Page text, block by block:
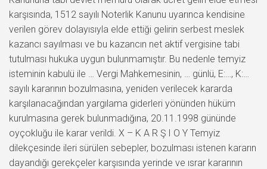
karşısında, 1512 sayılı Noterlik Kanunu uyarınca kendisine
verilen görev dolayısıyla elde ettiği gelirin serbest meslek
kazancı sayılması ve bu kazancın net aktif vergisine tabi
tutulması hukuka uygun bulunmamıştır. Bu nedenle temyiz
isteminin kabulü ile … Vergi Mahkemesinin, … günlü, E:…, K:…
sayılı kararının bozulmasına, yeniden verilecek kararda
karşılanacağından yargılama giderleri yönünden hüküm
kurulmasına gerek bulunmadığına, 20.11.1998 gününde
oyçokluğu ile karar verildi. X – K A R Ş I O Y Temyiz
dilekçesinde ileri sürülen sebepler, bozulması istenen kararın
dayandığı gerekçeler karşısında yerinde ve ısrar kararının